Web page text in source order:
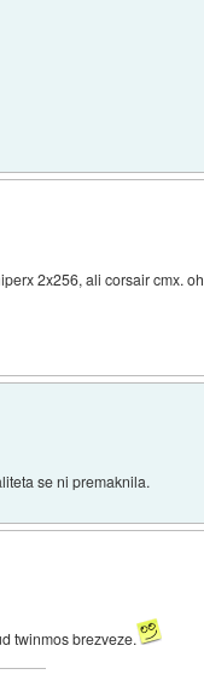
2x256, ali corsair cmx.
se ni premaknila.
twinmos brezveze.